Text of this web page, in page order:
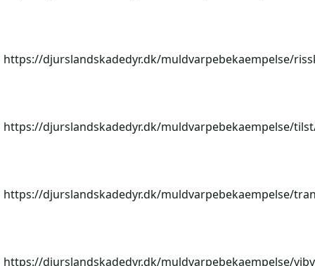
https://djurslandskadedyr.dk/muldvarpebekaempelse/
https://djurslandskadedyr.dk/muldvarpebekaempelse/
https://djurslandskadedyr.dk/muldvarpebekaempelse/
https://djurslandskadedyr.dk/muldvarpebekaempelse/